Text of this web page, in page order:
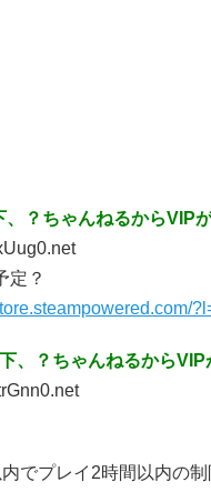
、？ちゃんねるからVIP
定？
、？ちゃんねるから
でプレイ2時間以内の制